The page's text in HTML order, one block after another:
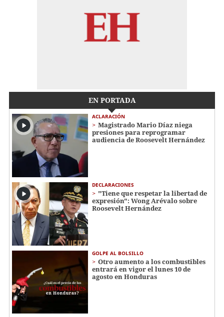
EN PORTADA
ACLARACIÓN
Magistrado Mario Díaz niega
presiones para reprogramar
audiencia de Roosevelt Hernández
DECLARACIONES
"Tiene que respetar la libertad de
expresión": Wong Arévalo sobre
Roosevelt Hernández
GOLPE AL BOLSILLO
Otro aumento a los combustibles
entrará en vigor el lunes 10 de
agosto en Honduras